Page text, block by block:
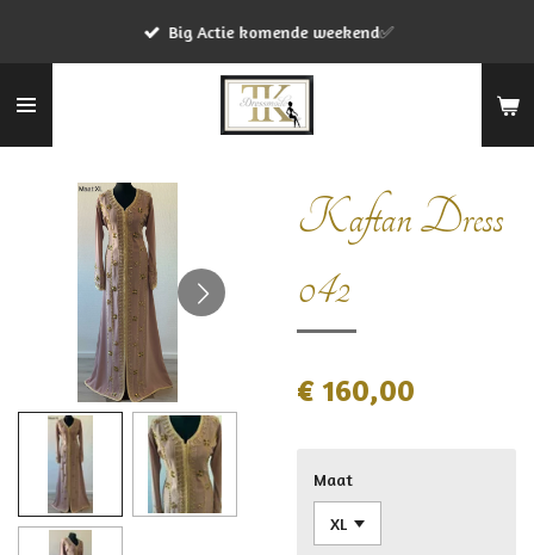
de
Big Actie komende weekend✅
Kaftan Dress
042
€ 160,00
Maat